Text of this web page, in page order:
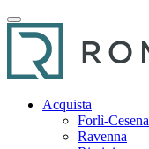
Acquista
Forlì-Cesena
Ravenna